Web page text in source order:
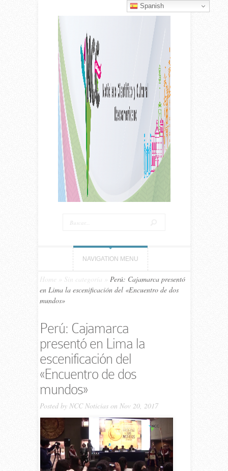
NAVIGATION MENU
Home Sin categoría
Perú: Cajamarca presentó
en Lima la escenificación del «Encuentro de dos
mundos»
Perú: Cajamarca
presentó en Lima la
escenificación del
«Encuentro de dos
mundos»
Posted by NCC Noticiason Nov 20, 2017
Spanish